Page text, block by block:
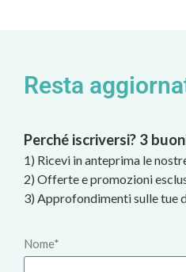
Resta
Perché iscriversi? 3
1) Ricevi in anteprima le
2) Offerte e promozioni
3) Approfondimenti sulle tue
Nome*